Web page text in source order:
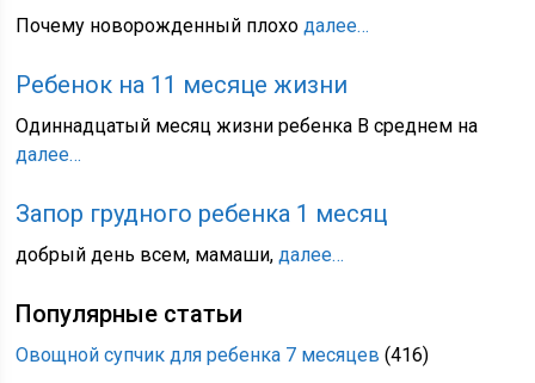
Почему новорожденный плоходалее…
Ребенок на 11 месяце жизни
Одиннадцатый месяц жизни ребенка В среднем на
далее…
Запор грудного ребенка 1 месяц
добрый день всем, мамаши,далее…
Популярные статьи
Овощной супчик для ребенка 7 месяцев (416)